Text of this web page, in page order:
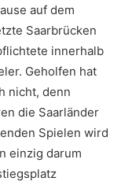
auf dem
Saarbrücken
innerhalb
Geholfen hat
nicht, denn
die Saarländer
Spielen wird
einzig darum